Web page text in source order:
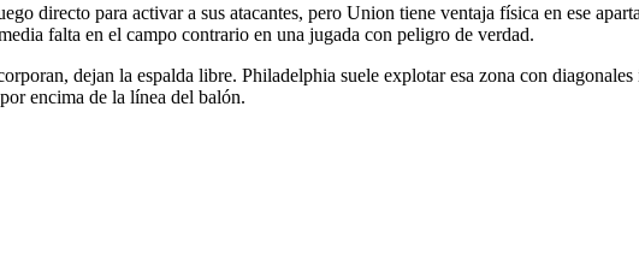
directo para activar a sus atacantes, pero Union tiene ventaja física en ese
falta en el campo contrario en una jugada con peligro de verdad.
dejan la espalda libre. Philadelphia suele explotar esa zona con diagonales
encima de la línea del balón.